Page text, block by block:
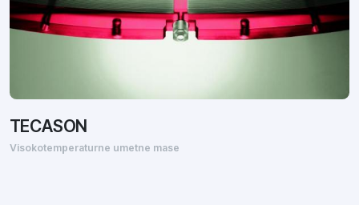
TECASON
Visokotemperaturne umetne mase